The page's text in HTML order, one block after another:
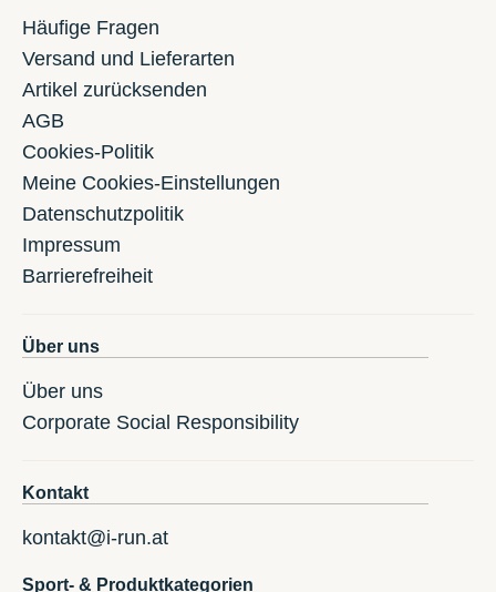
Häufige Fragen
Versand und Lieferarten
Artikel zurücksenden
AGB
Cookies-Politik
Meine Cookies-Einstellungen
Datenschutzpolitik
Impressum
Barrierefreiheit
Über uns
Über uns
Corporate Social Responsibility
Kontakt
kontakt@i-run.at
Sport- & Produktkategorien